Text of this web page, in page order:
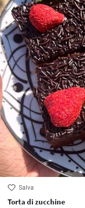
Salva
Torta di zucchine